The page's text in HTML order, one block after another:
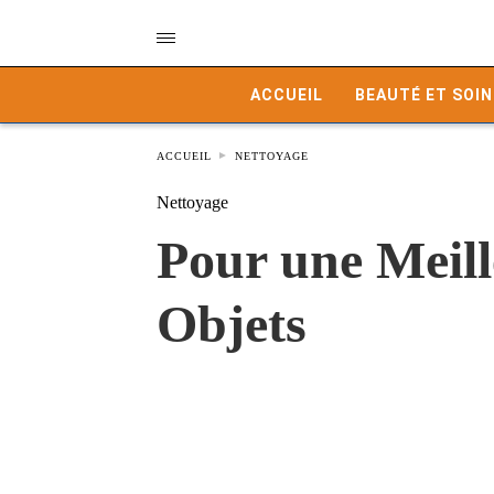
ACCUEIL BEAUTÉ ET SOIN
ACCUEIL NETTOYAGE
Nettoyage
Pour une
Objets